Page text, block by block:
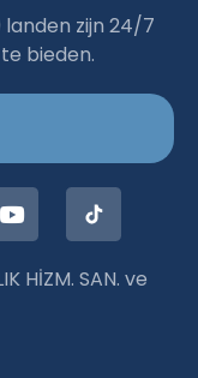
|Dr.Acar aus
zijn 24/7
bieden.
HİZM. SAN. ve